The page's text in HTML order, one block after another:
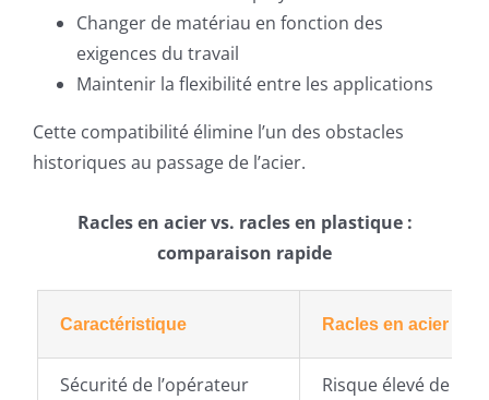
Changer de matériau en fonction des
exigences du travail
Maintenir la flexibilité entre les applications
Cette compatibilité élimine l’un des obstacles
historiques au passage de l’acier.
Racles en acier vs. racles en plastique :
comparaison rapide
Caractéristique Racles en acier
Sécurité de l’opérateur Risque élevé de